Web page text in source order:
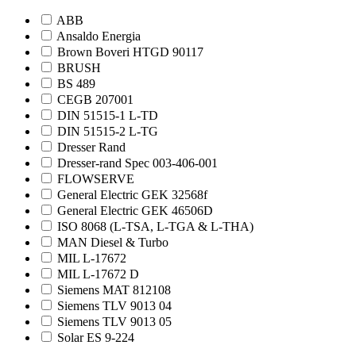
ABB
Ansaldo Energia
Brown Boveri HTGD 90117
BRUSH
BS 489
CEGB 207001
DIN 51515-1 L-TD
DIN 51515-2 L-TG
Dresser Rand
Dresser-rand Spec 003-406-001
FLOWSERVE
General Electric GEK 32568f
General Electric GEK 46506D
ISO 8068 (L-TSA, L-TGA & L-THA)
MAN Diesel & Turbo
MIL L-17672
MIL L-17672 D
Siemens MAT 812108
Siemens TLV 9013 04
Siemens TLV 9013 05
Solar ES 9-224